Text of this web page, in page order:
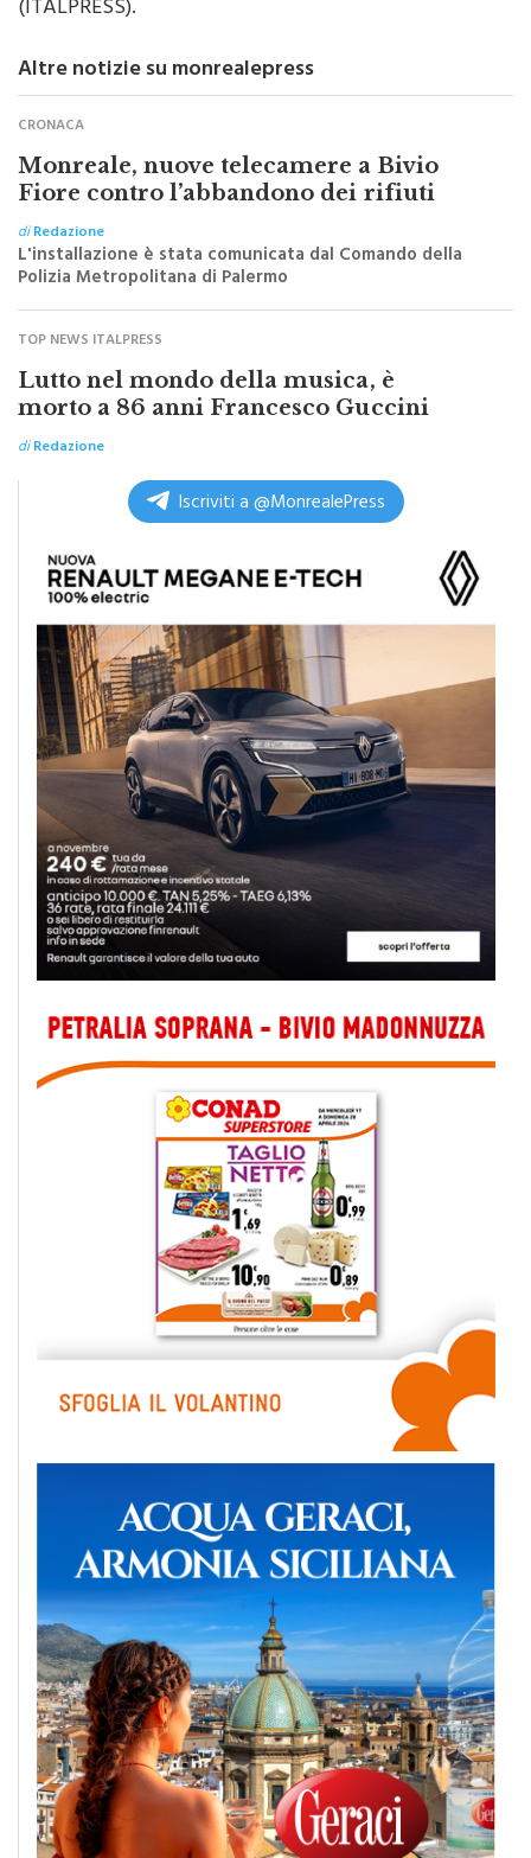
CRONACA
Monreale, nuove telecamere a Bivio
Fiore contro l’abbandono dei rifiuti
diRedazione
L'installazione è stata comunicata dal Comando della
Polizia Metropolitana di Palermo
TOP NEWS ITALPRESS
Lutto nel mondo della musica, è
morto a 86 anni Francesco Guccini
diRedazione
Iscriviti a @MonrealePress